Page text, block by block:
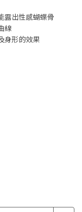
露出性感蝴蝶骨
線
身形的效果